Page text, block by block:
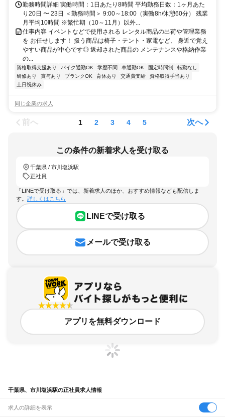
勤務時間詳細 実働時間：1日あたり8時間 平均勤務日数：1ヶ月あた
り20日 〜 23日 ＜勤務時間＞ 9:00～18:00（実働8h/休憩60分） 残業
月平均10時間 ※繁忙期（10～11月）以外...
仕事内容 イベントなどで使用される レンタル商品の出荷や管理業務
を お任せします！ 扱う商品は椅子・テント・家電など、 身近で覚え
やすい商品が中心です◎ 返却された商品の メンテナンスや格納作業
の...
資格取得支援あり バイク通勤OK 学歴不問 車通勤OK 固定時間制
転勤なし
研修あり
賞与あり ブランクOK 育休あり 交通費支給
資格取得手当あり
土日祝休み
同じ企業の求人
前へ 1 2 3 4 5 次へ
この条件の新着求人を受け取る
千葉県 / 市川塩浜駅
正社員
「LINEで受け取る」では、新着求人のほか、おすすめ情報なども配信しま
す。 詳しくはこちら
LINEで受け取る
メールで受け取る
アプリを無料ダウンロード
千葉県、市川塩浜駅の正社員求人情報
求人の詳細を表示